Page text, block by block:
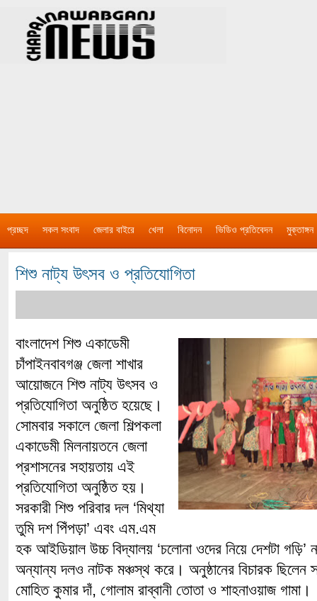
প্রচ্ছদ সকল সংবাদ জেলার বাইরে খেলা বিনোদন ভিডিও প্রতিবেদন মুক্তাঙ্গন
শিশু নাট্য উৎসব ও প্রতিযোগিতা
বাংলাদেশ শিশু একাডেমী
চাঁপাইনবাবগঞ্জ জেলা শাখার
আয়োজনে শিশু নাট্য উৎসব ও
প্রতিযোগিতা অনুষ্ঠিত হয়েছে।
সোমবার সকালে জেলা শিল্পকলা
একাডেমী মিলনায়তনে জেলা
প্রশাসনের সহায়তায় এই
প্রতিযোগিতা অনুষ্ঠিত হয়।
সরকারী শিশু পরিবার দল ‘মিথ্যা
তুমি দশ পিঁপড়া’ এবং এম.এম
হক আইডিয়াল উচ্চ বিদ্যালয় ‘চলোনা ওদের নিয়ে দেশটা
অন্যান্য দলও নাটক মঞ্চস্থ করে। অনুষ্ঠানের বিচারক ছিলেন
মোহিত কুমার দাঁ, গোলাম রাব্বানী তোতা ও শাহনাওয়াজ গামা।